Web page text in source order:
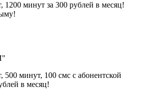
1200 минут за 300 рублей в месяц!
500 минут, 100 смс с абонентской
в месяц!